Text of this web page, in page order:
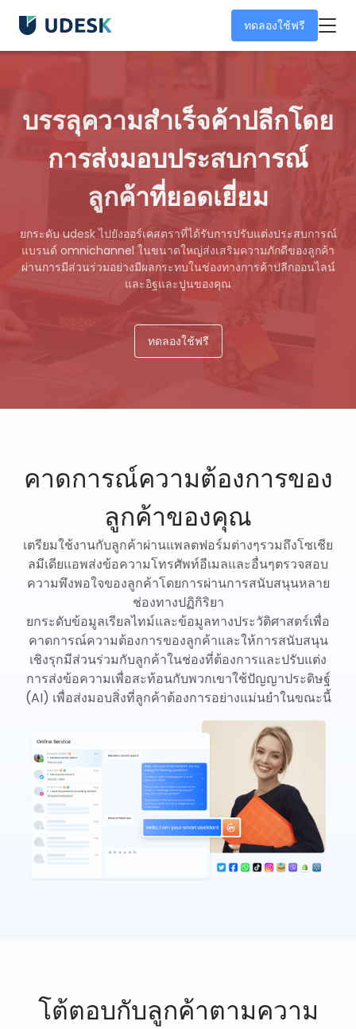
ทดลองใช้ฟรี
บรรลุความสำเร็จค้าปลีกโดย
การส่งมอบประสบการณ์
ลูกค้าที่ยอดเยี่ยม
ยกระดับ udesk ไปยังออร์เคสตราที่ได้รับการปรับแต่งประสบการณ์
แบรนด์ omnichannel ในขนาดใหญ่ส่งเสริมความภักดีของลูกค้า
ผ่านการมีส่วนร่วมอย่างมีผลกระทบในช่องทางการค้าปลีกออนไลน์
และอิฐและปูนของคุณ
ทดลองใช้ฟรี
คาดการณ์ความต้องการของ
ลูกค้าของคุณ
เตรียมใช้งานกับลูกค้าผ่านแพลตฟอร์มต่างๆรวมถึงโซเชีย
ลมีเดียแอพส่งข้อความโทรศัพท์อีเมลและอื่นๆตรวจสอบ
ความพึงพอใจของลูกค้าโดยการผ่านการสนับสนุนหลาย
ช่องทางปฏิกิริยา
ยกระดับข้อมูลเรียลไทม์และข้อมูลทางประวัติศาสตร์เพื่อ
คาดการณ์ความต้องการของลูกค้าและให้การสนับสนุน
เชิงรุกมีส่วนร่วมกับลูกค้าในช่องที่ต้องการและปรับแต่ง
การส่งข้อความเพื่อสะท้อนกับพวกเขาใช้ปัญญาประดิษฐ์
(AI) เพื่อส่งมอบสิ่งที่ลูกค้าต้องการอย่างแม่นยำในขณะนี้
โต้ตอบกับลูกค้าตามความ